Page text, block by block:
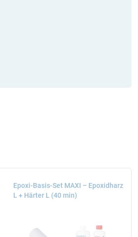
Epoxi-Basis-Set MAXI – Epoxidharz
L + Härter L (40 min)